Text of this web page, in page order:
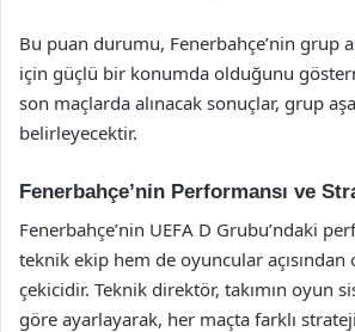
Bu puan durumu, Fenerbahçe’nin grup
için güçlü bir konumda olduğunu
son maçlarda alınacak sonuçlar, grup
belirleyecektir.
Fenerbahçe’nin Performansı ve
Fenerbahçe’nin UEFA D Grubu’ndaki
teknik ekip hem de oyuncular
çekicidir. Teknik direktör, takımın oyun
göre ayarlayarak, her maçta farklı